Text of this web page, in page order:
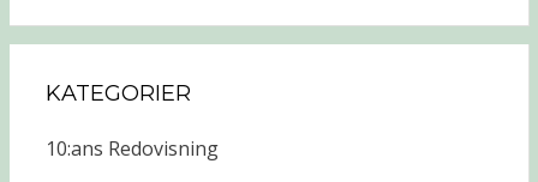
KATEGORIER
10:ans Redovisning